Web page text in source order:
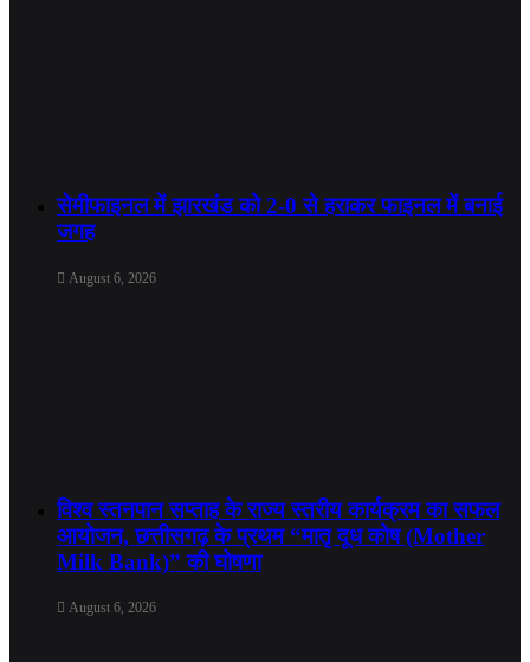
सेमीफाइनल में झारखंड को 2-0 से हराकर फाइनल में बनाई
जगह
August 6, 2026
विश्व स्तनपान सप्ताह के राज्य स्तरीय कार्यक्रम का सफल
आयोजन, छत्तीसगढ़ के प्रथम “मातृ दूध कोष (Mother
Milk Bank)” की घोषणा
August 6, 2026